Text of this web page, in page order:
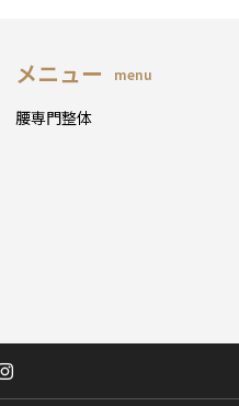
メニュー menu
腰専門整体